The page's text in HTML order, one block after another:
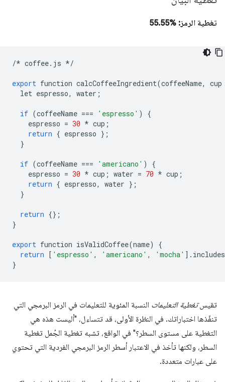
تغطية الرمز: %55.55
/* coffee. js */
export function calcCoffeeIngredient(coffeeName,
cup
let espresso, water ;
if (coffeeName === 'espresso' )
{
espresso = 30 * cup ;
return { espresso };
}
if (coffeeName === 'americano' )
{
espresso = 30 * cup ; water = 70 * cup ;
return { espresso, water };
}
return {};
}
export function isValidCoffee(name)
{
return [ 'espresso' , 'americano' , 'mocha' ] . includes
}
تقيستغطية التعليمات النسبة المئوية للتعليمات في الرمز البرمجي التي
تنفّذها اختباراتك. في النظرة الأولى، قد تتساءل، "أليست هذه هي
التغطية على مستوى السطر؟" في الواقع، تشبه تغطية الجُمل تغطية
السطر، ولكنها تأخذ في الاعتبار أسطر الرمز البرمجي الفردية التي تحتوي
على عبارات متعددة.